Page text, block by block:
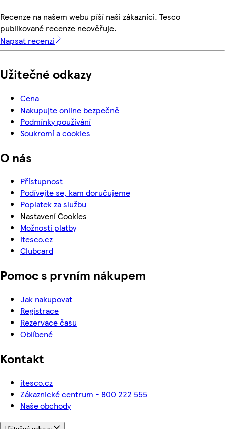
Recenze na našem webu píší naši zákazníci. Tesco
publikované recenze neověřuje.
Napsat recenzi
Užitečné odkazy
Cena
Nakupujte online bezpečně
Podmínky používání
Soukromí a cookies
O nás
Přístupnost
Podívejte se, kam doručujeme
Poplatek za službu
Nastavení Cookies
Možnosti platby
itesco.cz
Clubcard
Pomoc s prvním nákupem
Jak nakupovat
Registrace
Rezervace času
Oblíbené
Kontakt
itesco.cz
Zákaznické centrum - 800 222 555
Naše obchody